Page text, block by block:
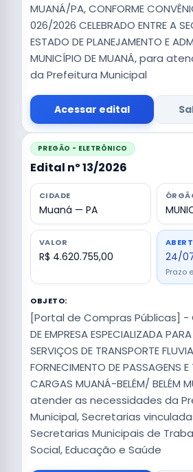
MUANÁ/PA, CONFORME
026/2026 CELEBRADO ENTRE A
ESTADO DE PLANEJAMENTO E
MUNICÍPIO DE MUANÁ, para
da Prefeitura Municipal
Acessar edital
PREGÃO - ELETRÔNICO
Edital nº 13/2026
CIDADE
Muaná — PA
VALOR
R$ 4.620.755,00 24/
Prazo
OBJETO:
[Portal de Compras Públicas] -
DE EMPRESA ESPECIALIZADA
SERVIÇOS DE TRANSPORTE
FORNECIMENTO DE PASSAGENS
CARGAS MUANÁ-BELÉM/ BELÉM
atender as necessidades da
Municipal, Secretarias
Secretarias Municipais de
Social, Educação e Saúde